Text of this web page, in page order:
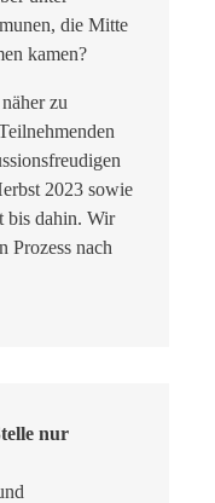
die Mitte
kamen?
zu
2023 sowie
bis dahin. Wir
Prozess nach
nur